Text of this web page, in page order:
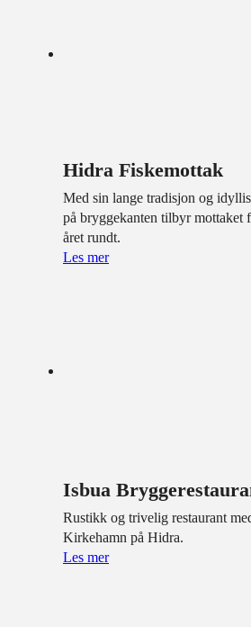
Hidra Fiskemottak
Med sin lange tradisjon og
på bryggekanten tilbyr mottaket
året rundt.
Les mer
Isbua
Rustikk og trivelig restaurant
Kirkehamn på Hidra.
Les mer